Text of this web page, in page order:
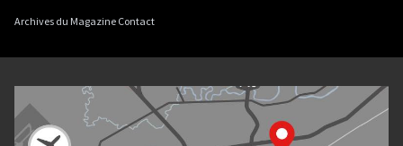
Archives du Magazine Contact